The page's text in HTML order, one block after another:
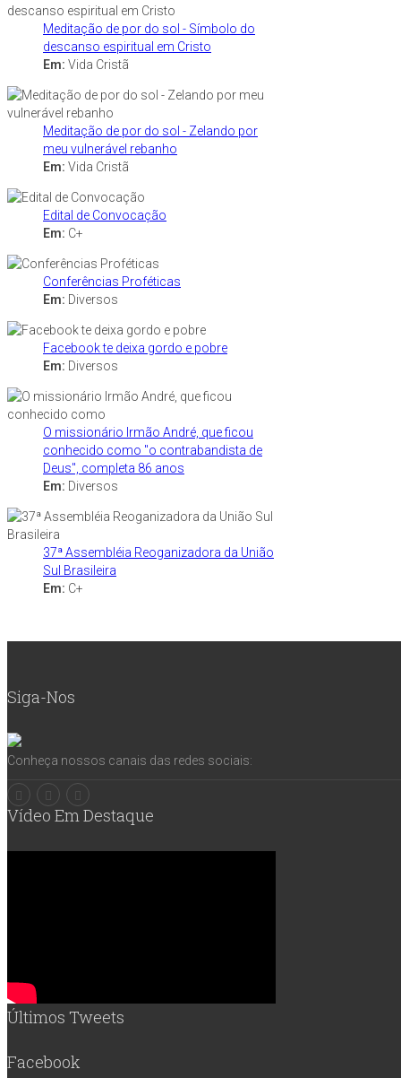
Meditação de por do sol - Símbolo do
descanso espiritual em Cristo
Em: Vida Cristã
Meditação de por do sol - Zelando por
meu vulnerável rebanho
Em: Vida Cristã
Edital de Convocação
Em: C+
Conferências Proféticas
Em: Diversos
Facebook te deixa gordo e pobre
Em: Diversos
O missionário Irmão André, que ficou
conhecido como "o contrabandista de
Deus", completa 86 anos
Em: Diversos
37ª Assembléia Reoganizadora da União
Sul Brasileira
Em: C+
Siga-Nos
Conheça nossos canais das redes sociais:
Vídeo Em Destaque
Últimos Tweets
Facebook